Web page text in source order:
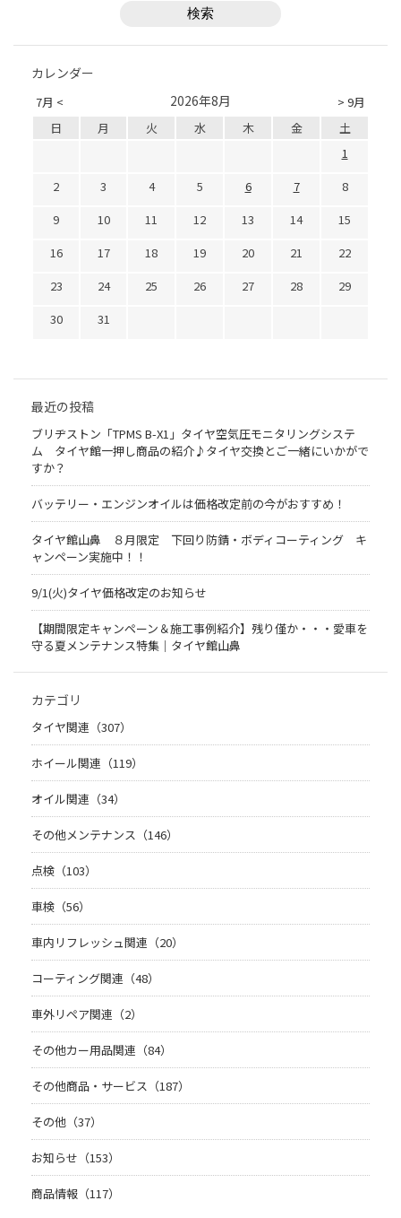
カレンダー
7月 < > 9月
2026年8月
日 月 火 水 木 金
土
1
2
3 4 5 6 7
8
9
10 11 12 13 14
15
16
17 18 19 20 21
22
23
24 25 26 27 28
29
30
31
最近の投稿
ブリヂストン「TPMS B-X1」タイヤ空気圧モニタリングシステ
ム タイヤ館一押し商品の紹介♪タイヤ交換とご一緒にいかがで
すか？
バッテリー・エンジンオイルは価格改定前の今がおすすめ！
タイヤ館山鼻 ８月限定 下回り防錆・ボディコーティング キ
ャンペーン実施中！！
9/1(火)タイヤ価格改定のお知らせ
【期間限定キャンペーン＆施工事例紹介】残り僅か・・・愛車を
守る夏メンテナンス特集｜タイヤ館山鼻
カテゴリ
タイヤ関連（307）
ホイール関連（119）
オイル関連（34）
その他メンテナンス（146）
点検（103）
車検（56）
車内リフレッシュ関連（20）
コーティング関連（48）
車外リペア関連（2）
その他カー用品関連（84）
その他商品・サービス（187）
その他（37）
お知らせ（153）
商品情報（117）